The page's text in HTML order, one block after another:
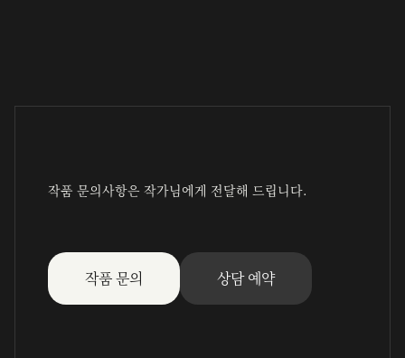
작품 문의사항은 작가님에게 전달해 드립니다.
작품 문의 상담 예약